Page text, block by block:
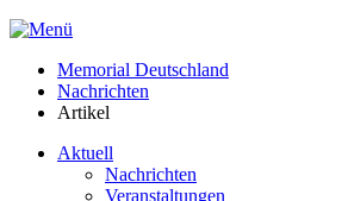
Memorial Deutschland
Nachrichten
Artikel
Aktuell
Nachrichten
Veranstaltungen